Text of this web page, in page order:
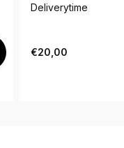
Deliverytime
€20,00